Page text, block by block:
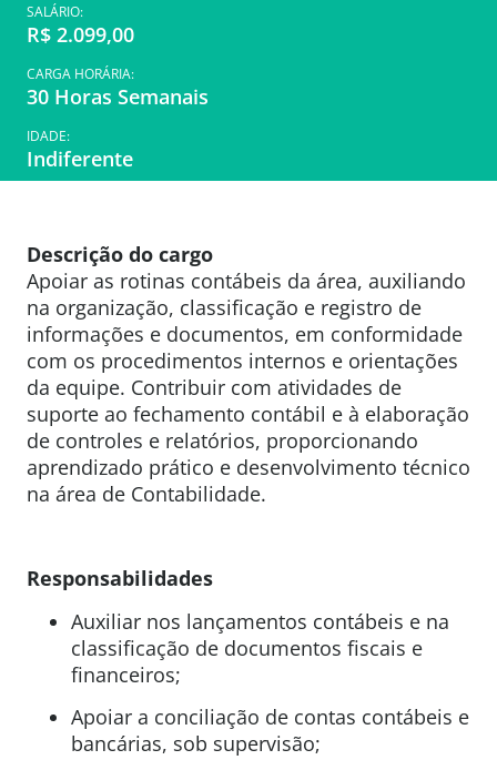
SALÁRIO:
R$ 2.099,00
CARGA HORÁRIA:
30 Horas Semanais
IDADE:
Indiferente
Descrição do cargo
Apoiar as rotinas contábeis da área, auxiliando
na organização, classificação e registro de
informações e documentos, em conformidade
com os procedimentos internos e orientações
da equipe. Contribuir com atividades de
suporte ao fechamento contábil e à elaboração
de controles e relatórios, proporcionando
aprendizado prático e desenvolvimento técnico
na área de Contabilidade.
Responsabilidades
Auxiliar nos lançamentos contábeis e na
classificação de documentos fiscais e
financeiros;
Apoiar a conciliação de contas contábeis e
bancárias, sob supervisão;